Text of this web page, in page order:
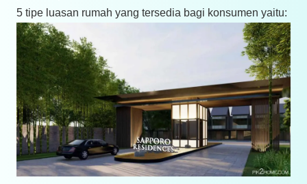
5 tipe luasan rumah yang tersedia bagi konsumen yaitu: